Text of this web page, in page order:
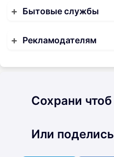
Бытовые службы
Рекламодателям
Сохрани
Или